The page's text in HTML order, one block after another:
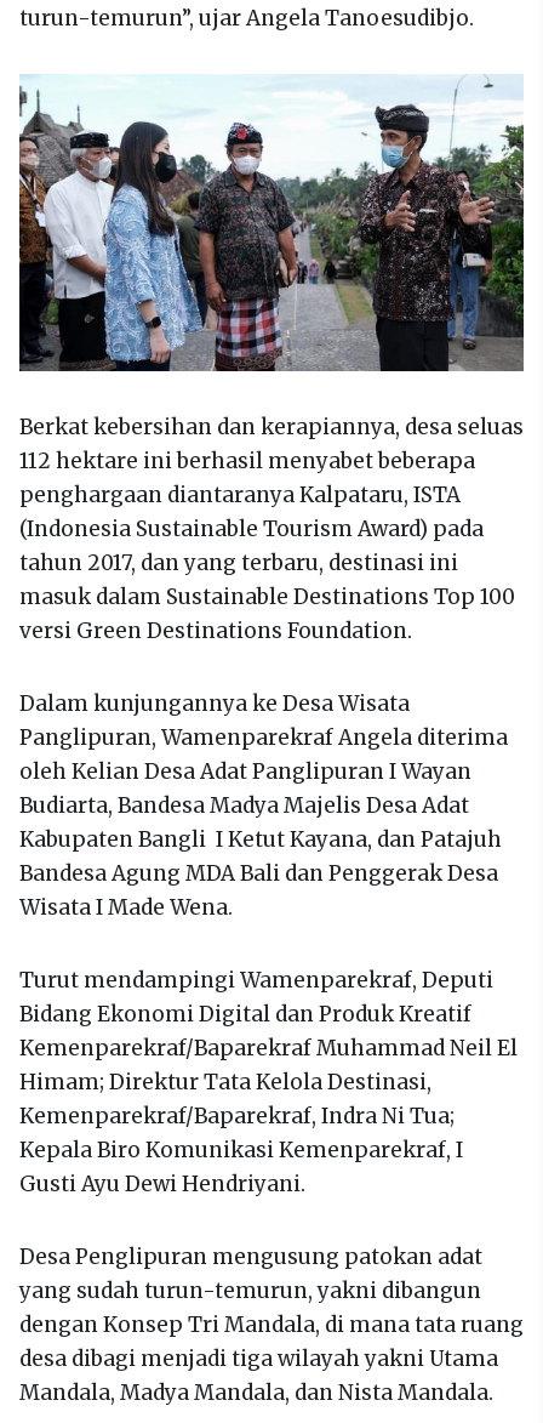
turun-temurun”, ujar Angela Tanoesudibjo.
Berkat kebersihan dan kerapiannya, desa seluas
112 hektare ini berhasil menyabet beberapa
penghargaan diantaranya Kalpataru, ISTA
(Indonesia Sustainable Tourism Award) pada
tahun 2017, dan yang terbaru, destinasi ini
masuk dalam Sustainable Destinations Top 100
versi Green Destinations Foundation.
Dalam kunjungannya ke Desa Wisata
Panglipuran, Wamenparekraf Angela diterima
oleh Kelian Desa Adat Panglipuran I Wayan
Budiarta, Bandesa Madya Majelis Desa Adat
Kabupaten Bangli I Ketut Kayana, dan Patajuh
Bandesa Agung MDA Bali dan Penggerak Desa
Wisata I Made Wena.
Turut mendampingi Wamenparekraf, Deputi
Bidang Ekonomi Digital dan Produk Kreatif
Kemenparekraf/Baparekraf Muhammad Neil El
Himam; Direktur Tata Kelola Destinasi,
Kemenparekraf/Baparekraf, Indra Ni Tua;
Kepala Biro Komunikasi Kemenparekraf, I
Gusti Ayu Dewi Hendriyani.
Desa Penglipuran mengusung patokan adat
yang sudah turun-temurun, yakni dibangun
dengan Konsep Tri Mandala, di mana tata ruang
desa dibagi menjadi tiga wilayah yakni Utama
Mandala, Madya Mandala, dan Nista Mandala.